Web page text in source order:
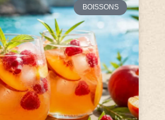
BOISSONS